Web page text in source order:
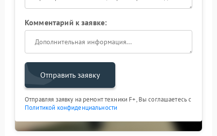
Комментарий к заявке:
Отправить заявку
Отправляя заявку на ремонт техники F+, Вы соглашаетесь с
Политикой конфиденциальности